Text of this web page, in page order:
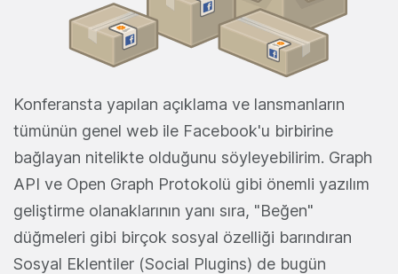
Konferansta yapılan açıklama ve lansmanların
tümünün genel web ile Facebook'u birbirine
bağlayan nitelikte olduğunu söyleyebilirim. Graph
API ve Open Graph Protokolü gibi önemli yazılım
geliştirme olanaklarının yanı sıra, "Beğen"
düğmeleri gibi birçok sosyal özelliği barındıran
Sosyal Eklentiler (Social Plugins) de bugün